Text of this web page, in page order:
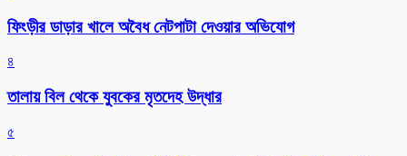
ফিংড়ীর ডাড়ার খালে অবৈধ নেটপাটা দেওয়ার অভিযোগ
৪
তালায় বিল থেকে যুবকের মৃতদেহ উদ্ধার
৫